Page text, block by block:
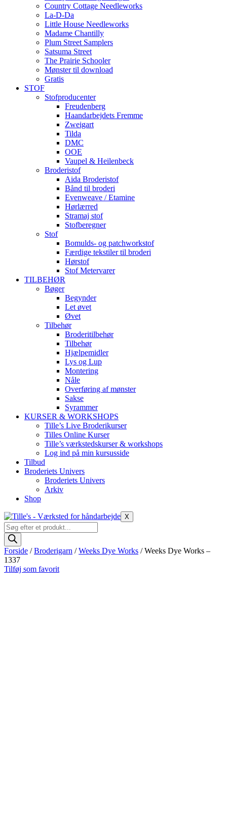
Country Cottage Needleworks
La-D-Da
Little House Needleworks
Madame Chantilly
Plum Street Samplers
Satsuma Street
The Prairie Schooler
Mønster til download
Gratis
STOF
Stofproducenter
Freudenberg
Haandarbejdets Fremme
Zweigart
Tilda
DMC
OOE
Vaupel & Heilenbeck
Broderistof
Aida Broderistof
Bånd til broderi
Evenweave / Etamine
Hørlærred
Stramaj stof
Stofberegner
Stof
Bomulds- og patchworkstof
Færdige tekstiler til broderi
Hørstof
Stof Metervarer
TILBEHØR
Bøger
Begynder
Let øvet
Øvet
Tilbehør
Broderitilbehør
Tilbehør
Hjælpemidler
Lys og Lup
Montering
Nåle
Overføring af mønster
Sakse
Syrammer
KURSER & WORKSHOPS
Tille’s Live Broderikurser
Tilles Online Kurser
Tille’s værkstedskurser & workshops
Log ind på min kursusside
Tilbud
Broderiets Univers
Broderiets Univers
Arkiv
Shop
X
Products
search
Forside /Broderigarn /Weeks Dye Works / Weeks Dye Works –
1337
Tilføj som favorit